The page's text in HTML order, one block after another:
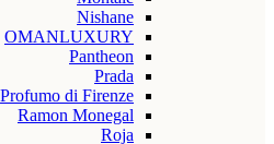
Nishane
OMANLUXURY
Pantheon
Prada
Profumo di Firenze
Ramon Monegal
Roja